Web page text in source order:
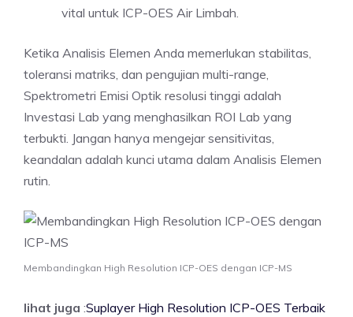
vital untuk ICP-OES Air Limbah.
Ketika Analisis Elemen Anda memerlukan stabilitas,
toleransi matriks, dan pengujian multi-range,
Spektrometri Emisi Optik resolusi tinggi adalah
Investasi Lab yang menghasilkan ROI Lab yang
terbukti. Jangan hanya mengejar sensitivitas,
keandalan adalah kunci utama dalam Analisis Elemen
rutin.
Membandingkan High Resolution ICP-OES dengan ICP-MS
lihat juga :Suplayer High Resolution ICP-OES Terbaik